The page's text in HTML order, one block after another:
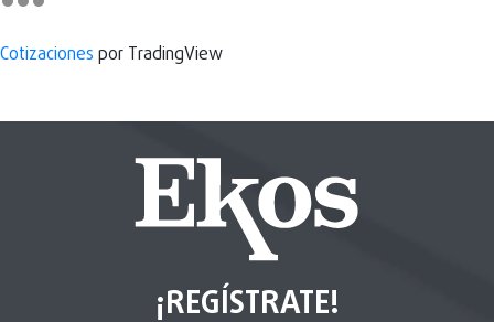
Cotizaciones por TradingView
¡REGÍSTRATE!